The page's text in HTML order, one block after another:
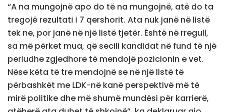
“A na mungojnë apo do të na mungojnë, atë do ta
tregojë rezultati i 7 qershorit. Ata nuk janë në listë
tek ne, por janë në një listë tjetër. Është në rregull,
sa më përket mua, që secili kandidat në fund të një
periudhe zgjedhore të mendojë pozicionin e vet.
Nëse këta të tre mendojnë se në një listë të
përbashkët me LDK-në kanë perspektivë më të
mirë politike dhe më shumë mundësi për karrierë,